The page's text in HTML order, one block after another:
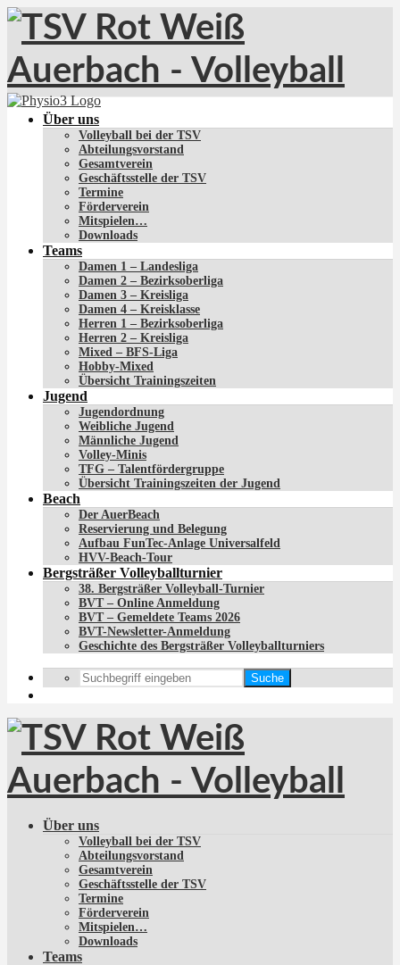
Über uns
Volleyball bei der TSV
Abteilungsvorstand
Gesamtverein
Geschäftsstelle der TSV
Termine
Förderverein
Mitspielen…
Downloads
Teams
Damen 1 – Landesliga
Damen 2 – Bezirksoberliga
Damen 3 – Kreisliga
Damen 4 – Kreisklasse
Herren 1 – Bezirksoberliga
Herren 2 – Kreisliga
Mixed – BFS-Liga
Hobby-Mixed
Übersicht Trainingszeiten
Jugend
Jugendordnung
Weibliche Jugend
Männliche Jugend
Volley-Minis
TFG – Talentfördergruppe
Übersicht Trainingszeiten der Jugend
Beach
Der AuerBeach
Reservierung und Belegung
Aufbau FunTec-Anlage Universalfeld
HVV-Beach-Tour
Bergsträßer Volleyballturnier
38. Bergsträßer Volleyball-Turnier
BVT – Online Anmeldung
BVT – Gemeldete Teams 2026
BVT-Newsletter-Anmeldung
Geschichte des Bergsträßer Volleyballturniers
Suche
Über uns
Volleyball bei der TSV
Abteilungsvorstand
Gesamtverein
Geschäftsstelle der TSV
Termine
Förderverein
Mitspielen…
Downloads
Teams